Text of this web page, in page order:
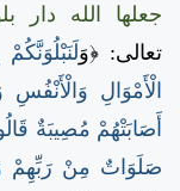
جعلها الله دار
تعالى: ﴿و
الْأَمْوَالِ
أَصَابَتْهُمْ مُصِيبَةٌ
صَلَوَاتٌ مِنْ رَبِّهِمْ